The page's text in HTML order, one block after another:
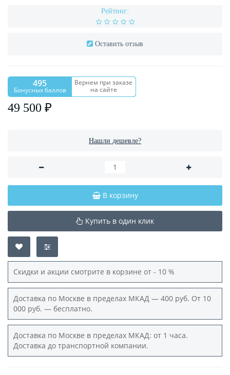
Рейтинг:
Оставить отзыв
495
Бонусных баллов
Вернем при заказе
на сайте
49 500 ₽
Нашли дешевле?
В корзину
Купить в один клик
Скидки и акции смотрите в корзине от - 10 %
Доставка по Москве в пределах МКАД — 400 руб. От 10
000 руб. — бесплатно.
Доставка по Москве в пределах МКАД: от 1 часа.
Доставка до транспортной компании.